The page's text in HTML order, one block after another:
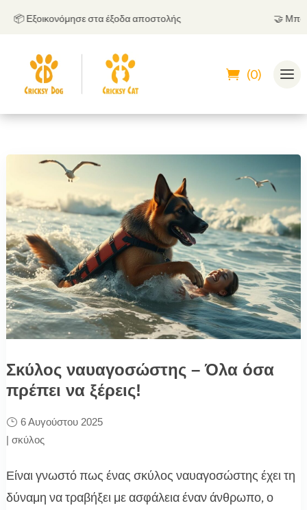
📦 Εξοικονόμησε στα έξοδα αποστολής
(0)
Σκύλος ναυαγοσώστης – Όλα όσα
πρέπει να ξέρεις!
6 Αυγούστου 2025
| σκύλος
Είναι γνωστό πως ένας σκύλος ναυαγοσώστης έχει τη
δύναμη να τραβήξει με ασφάλεια έναν άνθρωπο, ο